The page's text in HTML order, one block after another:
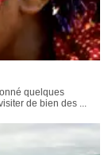
quelques
de bien des ...